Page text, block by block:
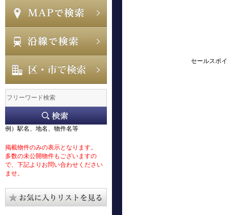
例）駅名、地名、物件名等
掲載物件のみの表示となります。
多数の未公開物件もございますの
で、下記よりお問い合わせください
ませ。
セールスポ